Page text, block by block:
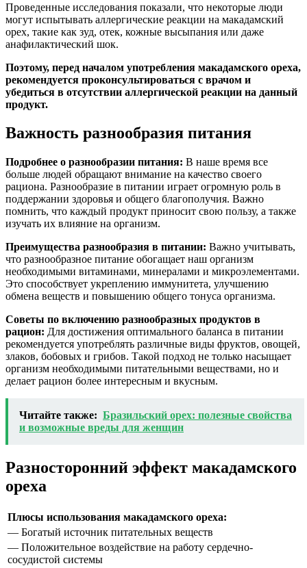
Проведенные исследования показали, что некоторые люди
могут испытывать аллергические реакции на макадамский
орех, такие как зуд, отек, кожные высыпания или даже
анафилактический шок.
Поэтому, перед началом употребления макадамского ореха,
рекомендуется проконсультироваться с врачом и
убедиться в отсутствии аллергической реакции на данный
продукт.
Важность разнообразия питания
Подробнее о разнообразии питания: В наше время все
больше людей обращают внимание на качество своего
рациона. Разнообразие в питании играет огромную роль в
поддержании здоровья и общего благополучия. Важно
помнить, что каждый продукт приносит свою пользу, а также
изучать их влияние на организм.
Преимущества разнообразия в питании: Важно учитывать,
что разнообразное питание обогащает наш организм
необходимыми витаминами, минералами и микроэлементами.
Это способствует укреплению иммунитета, улучшению
обмена веществ и повышению общего тонуса организма.
Советы по включению разнообразных продуктов в
рацион: Для достижения оптимального баланса в питании
рекомендуется употреблять различные виды фруктов, овощей,
злаков, бобовых и грибов. Такой подход не только насыщает
организм необходимыми питательными веществами, но и
делает рацион более интересным и вкусным.
Читайте также: Бразильский орех: полезные свойства
и возможные вреды для женщин
Разносторонний эффект макадамского
ореха
Плюсы использования макадамского ореха:
— Богатый источник питательных веществ
— Положительное воздействие на работу сердечно-
сосудистой системы